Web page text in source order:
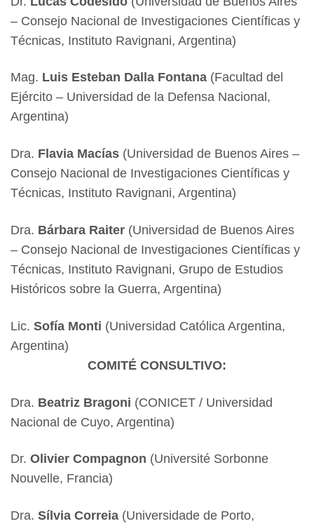
– Consejo Nacional de Investigaciones Científicas y
Técnicas, Instituto Ravignani, Argentina)
Mag. Luis Esteban Dalla Fontana (Facultad del
Ejército – Universidad de la Defensa Nacional,
Argentina)
Dra. Flavia Macías (Universidad de Buenos Aires –
Consejo Nacional de Investigaciones Científicas y
Técnicas, Instituto Ravignani, Argentina)
Dra. Bárbara Raiter (Universidad de Buenos Aires
– Consejo Nacional de Investigaciones Científicas y
Técnicas, Instituto Ravignani, Grupo de Estudios
Históricos sobre la Guerra, Argentina)
Lic.Sofía Monti (Universidad Católica Argentina,
Argentina)
COMITÉ CONSULTIVO:
Dra. Beatriz Bragoni (CONICET / Universidad
Nacional de Cuyo, Argentina)
Dr.Olivier Compagnon (Université Sorbonne
Nouvelle, Francia)
Dra.Sílvia Correia (Universidade de Porto,